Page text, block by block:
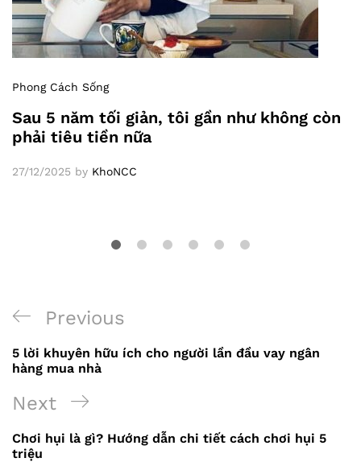
Phong Cách Sống
Sau 5 năm tối giản, tôi gần như không còn
phải tiêu tiền nữa
27/12/2025 by KhoNCC
hướng
bài
Previous
Post
Previous
5 lời khuyên hữu ích cho người lần đầu vay ngân
hàng mua nhà
Next
Post
Next
Chơi hụi là gì? Hướng dẫn chi tiết cách chơi hụi 5
triệu